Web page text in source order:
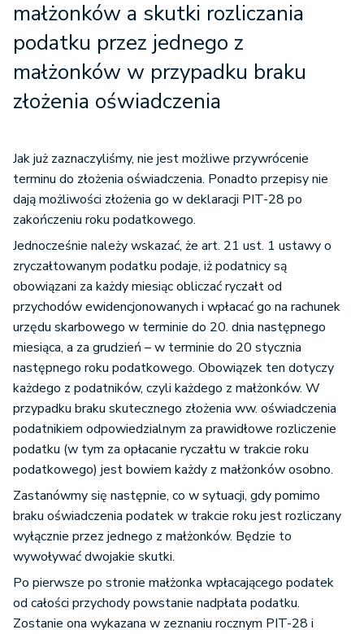
małżonków a skutki rozliczania
podatku przez jednego z
małżonków w przypadku braku
złożenia oświadczenia
Jak już zaznaczyliśmy, nie jest możliwe przywrócenie
terminu do złożenia oświadczenia. Ponadto przepisy nie
dają możliwości złożenia go w deklaracji PIT-28 po
zakończeniu roku podatkowego.
Jednocześnie należy wskazać, że art. 21 ust. 1 ustawy o
zryczałtowanym podatku podaje, iż podatnicy są
obowiązani za każdy miesiąc obliczać ryczałt od
przychodów ewidencjonowanych i wpłacać go na rachunek
urzędu skarbowego w terminie do 20. dnia następnego
miesiąca, a za grudzień – w terminie do 20 stycznia
następnego roku podatkowego. Obowiązek ten dotyczy
każdego z podatników, czyli każdego z małżonków. W
przypadku braku skutecznego złożenia ww. oświadczenia
podatnikiem odpowiedzialnym za prawidłowe rozliczenie
podatku (w tym za opłacanie ryczałtu w trakcie roku
podatkowego) jest bowiem każdy z małżonków osobno.
Zastanówmy się następnie, co w sytuacji, gdy pomimo
braku oświadczenia podatek w trakcie roku jest rozliczany
wyłącznie przez jednego z małżonków. Będzie to
wywoływać dwojakie skutki.
Po pierwsze po stronie małżonka wpłacającego podatek
od całości przychody powstanie nadpłata podatku.
Zostanie ona wykazana w zeznaniu rocznym PIT-28 i